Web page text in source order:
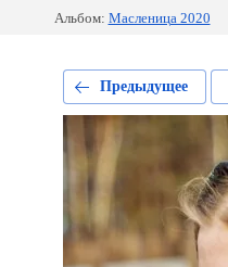
Альбом: Масленица 2020
Предыдущее